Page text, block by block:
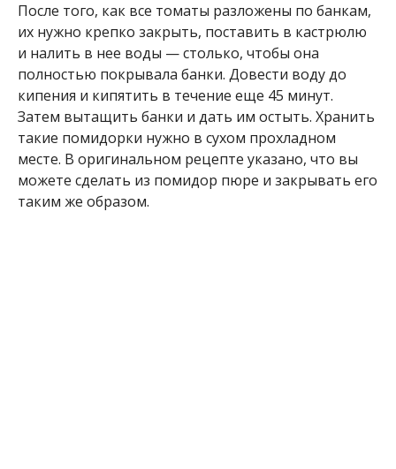
После того, как все томаты разложены по банкам,
их нужно крепко закрыть, поставить в кастрюлю
и налить в нее воды — столько, чтобы она
полностью покрывала банки. Довести воду до
кипения и кипятить в течение еще 45 минут.
Затем вытащить банки и дать им остыть. Хранить
такие помидорки нужно в сухом прохладном
месте. В оригинальном рецепте указано, что вы
можете сделать из помидор пюре и закрывать его
таким же образом.